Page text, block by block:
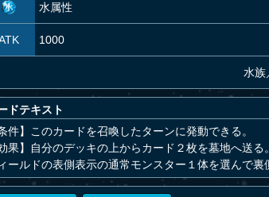
水属性
1000
水族
ドテキスト
条件】このカードを召喚したターンに発動できる。
効果】自分のデッキの上からカード２枚を墓地へ送
ールドの表側表示の通常モンスター１体を選んで裏